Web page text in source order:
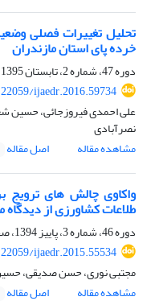
تحلیل تغییرات فصلی
خرده پای استان مازندران
دوره 47، شماره 2، تابستان 1395، صفحه
ijaedr.2016.59734
علی احمدی فیروزجائی، حسین
نصرآبادی
مشاهده مقاله
اصل مقاله
واکاوی چالش های ترویج
طلاعات کشاورزی از
دوره 46، شماره 3، پاییز 1394، صفحه
ijaedr.2015.55534
مجتبی نوری، حسن صدیقی،
مشاهده مقاله
اصل مقاله